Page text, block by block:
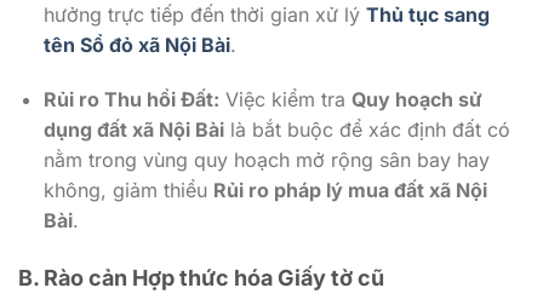
hưởng trực tiếp đến thời gian xử lý Thủ tục sang
tên Sổ đỏ xã Nội Bài.
Rủi ro Thu hồi Đất: Việc kiểm tra Quy hoạch sử
dụng đất xã Nội Bàilà bắt buộc để xác định đất có
nằm trong vùng quy hoạch mở rộng sân bay hay
không, giảm thiểu Rủi ro pháp lý mua đất xã Nội
Bài.
B. Rào cản Hợp thức hóa Giấy tờ cũ